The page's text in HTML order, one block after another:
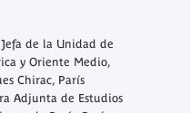
de la Unidad de
y Oriente Medio,
Chirac, París
Adjunta de Estudios